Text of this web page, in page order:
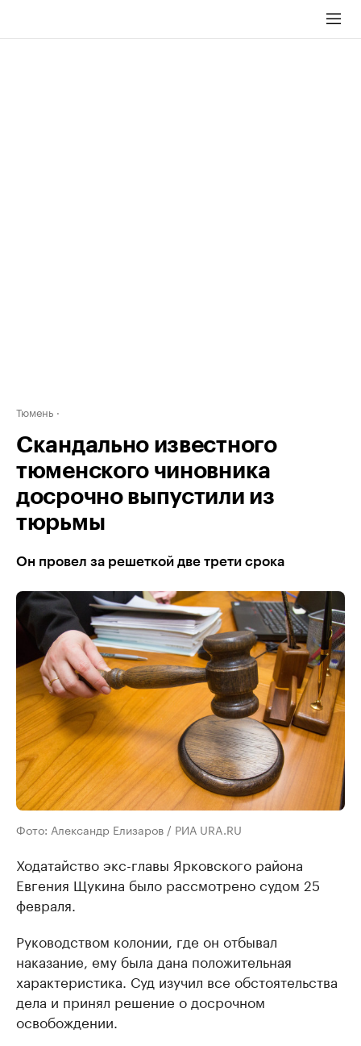
Тюмень
Скандально известного
тюменского чиновника
досрочно выпустили из
тюрьмы
Он провел за решеткой две трети срока
Фото: Александр Елизаров / РИА URA.RU
Ходатайство экс-главы Ярковского района
Евгения Щукина было рассмотрено судом 25
февраля.
Руководством колонии, где он отбывал
наказание, ему была дана положительная
характеристика. Суд изучил все обстоятельства
дела и принял решение о досрочном
освобождении.